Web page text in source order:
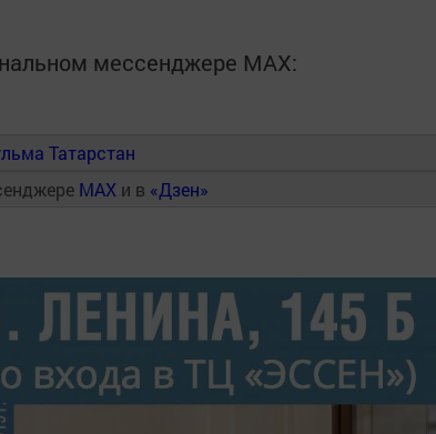
мессенджере MАХ:
Татарстан
MAX и в «Дзен»